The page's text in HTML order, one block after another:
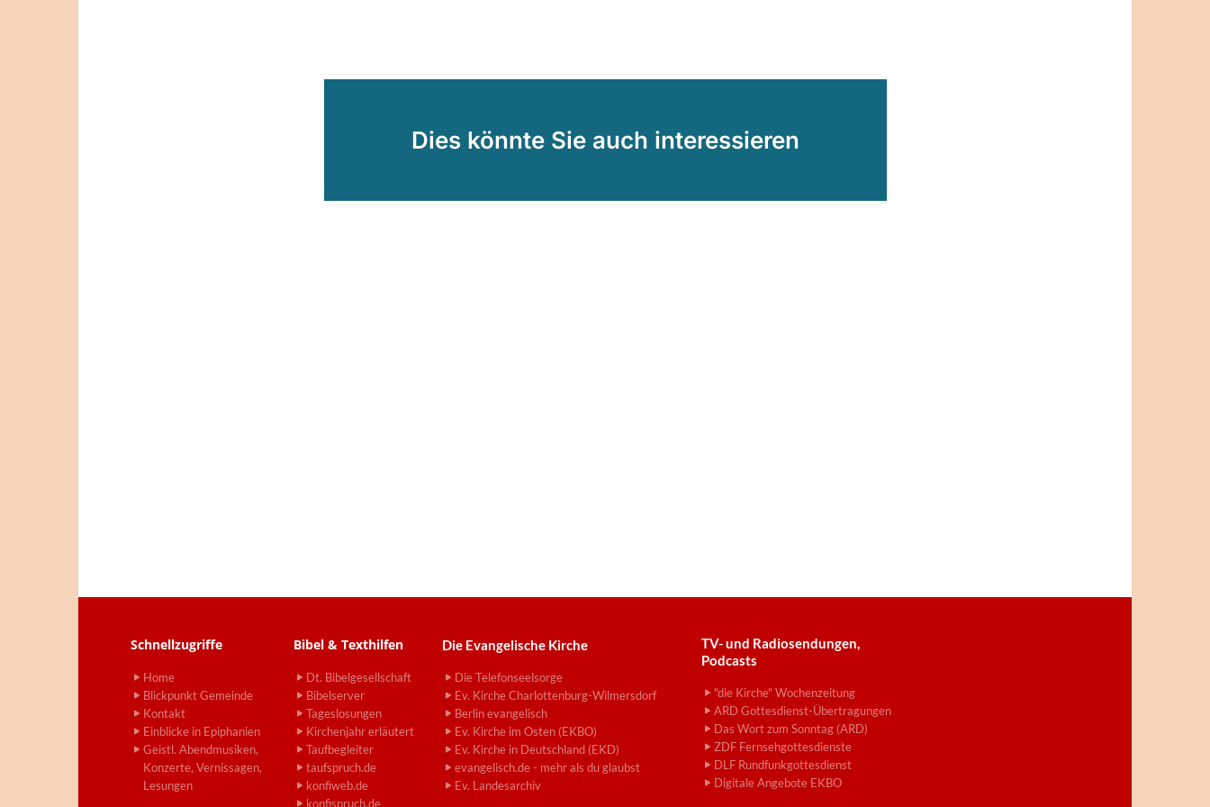
Dies könnte Sie auch interessieren
Schnellzugriffe
Home
Blickpunkt Gemeinde
Kontakt
Einblicke in Epiphanien
Geistl. Abendmusiken,
Konzerte, Vernissagen,
Lesungen
Bibel & Texthilfen
Dt. Bibelgesellschaft
Bibelserver
Tageslosungen
Kirchenjahr erläutert
Taufbegleiter
taufspruch.de
konfiweb.de
konfispruch.de
Die Evangelische Kirche
Die Telefonseelsorge
Ev. Kirche Charlottenburg-Wilmersdorf
Berlin evangelisch
Ev. Kirche im Osten (EKBO)
Ev. Kirche in Deutschland (EKD)
evangelisch.de - mehr als du glaubst
Ev. Landesarchiv
TV- und Radiosendungen,
Podcasts
"die Kirche" Wochenzeitung
ARD Gottesdienst-Übertragungen
Das Wort zum Sonntag (ARD)
ZDF Fernsehgottesdienste
DLF Rundfunkgottesdienst
Digitale Angebote EKBO